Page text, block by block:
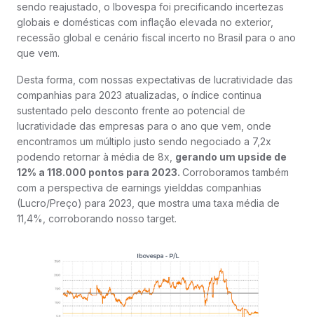
sendo reajustado, o Ibovespa foi precificando incertezas
globais e domésticas com inflação elevada no exterior,
recessão global e cenário fiscal incerto no Brasil para o ano
que vem.
Desta forma, com nossas expectativas de lucratividade das
companhias para 2023 atualizadas, o índice continua
sustentado pelo desconto frente ao potencial de
lucratividade das empresas para o ano que vem, onde
encontramos um múltiplo justo sendo negociado a 7,2x
podendo retornar à média de 8x, gerando um upside de
12% a 118.000 pontos para 2023. Corroboramos também
com a perspectiva de earnings yielddas companhias
(Lucro/Preço) para 2023, que mostra uma taxa média de
11,4%, corroborando nosso target.